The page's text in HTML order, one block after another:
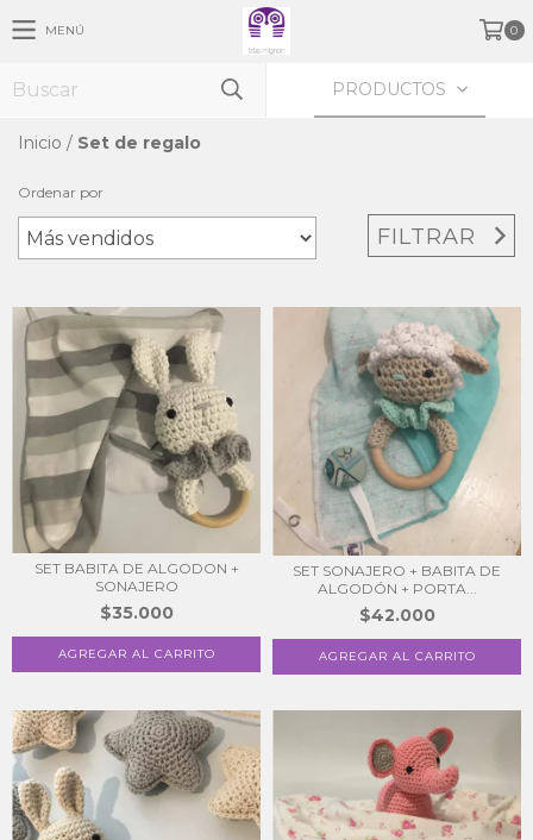
MENÚ 0
PRODUCTOS
Inicio / Set de regalo
Ordenar por
FILTRAR
SET BABITA DE ALGODON +
SONAJERO
$35.000
AGREGAR AL CARRITO
SET SONAJERO + BABITA DE
ALGODÓN + PORTA...
$42.000